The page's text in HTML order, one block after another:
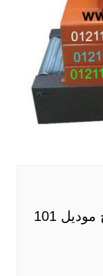
الة تغليف علب تمر وعلب البلح موديل 101